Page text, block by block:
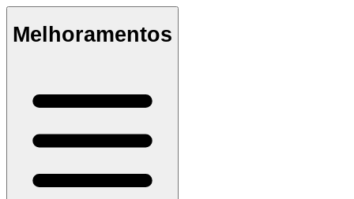
Melhoramentos